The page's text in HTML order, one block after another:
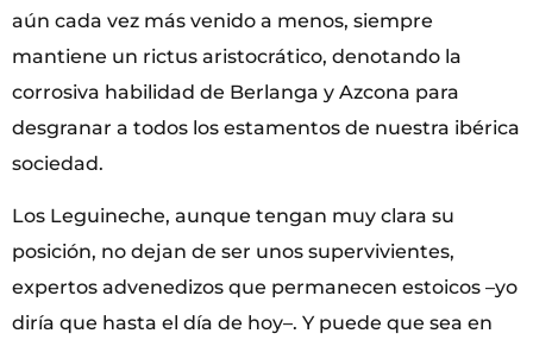
aún cada vez más venido a menos, siempre
mantiene un rictus aristocrático, denotando la
corrosiva habilidad de Berlanga y Azcona para
desgranar a todos los estamentos de nuestra ibérica
sociedad.
Los Leguineche, aunque tengan muy clara su
posición, no dejan de ser unos supervivientes,
expertos advenedizos que permanecen estoicos –yo
diría que hasta el día de hoy–. Y puede que sea en